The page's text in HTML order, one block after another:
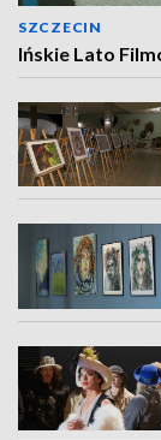
SZCZECIN
Ińskie Lato